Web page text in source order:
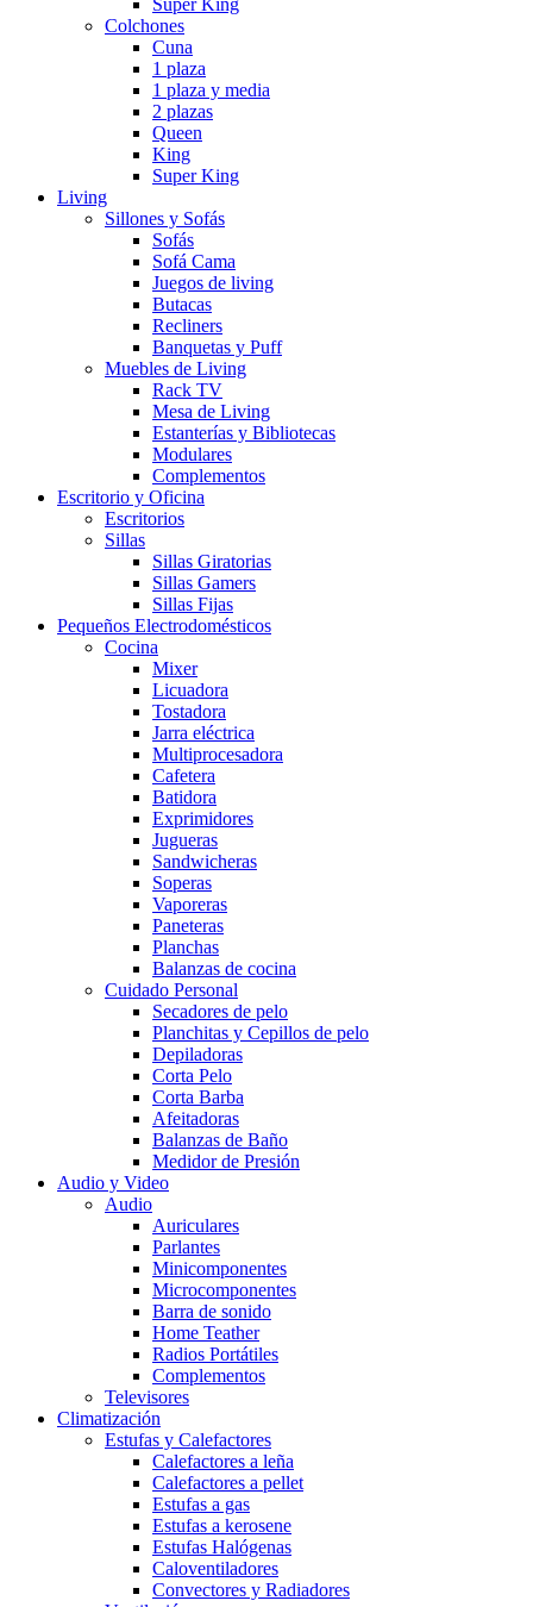
Super King
Colchones
Cuna
1 plaza
1 plaza y media
2 plazas
Queen
King
Super King
Living
Sillones y Sofás
Sofás
Sofá Cama
Juegos de living
Butacas
Recliners
Banquetas y Puff
Muebles de Living
Rack TV
Mesa de Living
Estanterías y Bibliotecas
Modulares
Complementos
Escritorio y Oficina
Escritorios
Sillas
Sillas Giratorias
Sillas Gamers
Sillas Fijas
Pequeños Electrodomésticos
Cocina
Mixer
Licuadora
Tostadora
Jarra eléctrica
Multiprocesadora
Cafetera
Batidora
Exprimidores
Jugueras
Sandwicheras
Soperas
Vaporeras
Paneteras
Planchas
Balanzas de cocina
Cuidado Personal
Secadores de pelo
Planchitas y Cepillos de pelo
Depiladoras
Corta Pelo
Corta Barba
Afeitadoras
Balanzas de Baño
Medidor de Presión
Audio y Video
Audio
Auriculares
Parlantes
Minicomponentes
Microcomponentes
Barra de sonido
Home Teather
Radios Portátiles
Complementos
Televisores
Climatización
Estufas y Calefactores
Calefactores a leña
Calefactores a pellet
Estufas a gas
Estufas a kerosene
Estufas Halógenas
Caloventiladores
Convectores y Radiadores